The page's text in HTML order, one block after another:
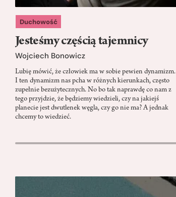
Duchowość
Jesteśmy częścią tajemnicy
Wojciech Bonowicz
Lubię mówić, że człowiek ma w sobie pewien dynamizm.
I ten dynamizm nas pcha w różnych kierunkach, często
zupełnie bezużytecznych. No bo tak naprawdę co nam z
tego przyjdzie, że będziemy wiedzieli, czy na jakiejś
planecie jest dwutlenek węgla, czy go nie ma? A jednak
chcemy to wiedzieć.